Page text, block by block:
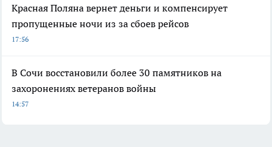
Красная Поляна вернет деньги и компенсирует
пропущенные ночи из за сбоев рейсов
17:56
В Сочи восстановили более 30 памятников на
захоронениях ветеранов войны
14:57